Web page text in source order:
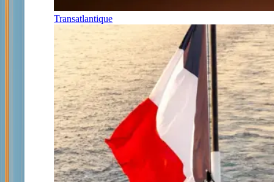
Transatlantique